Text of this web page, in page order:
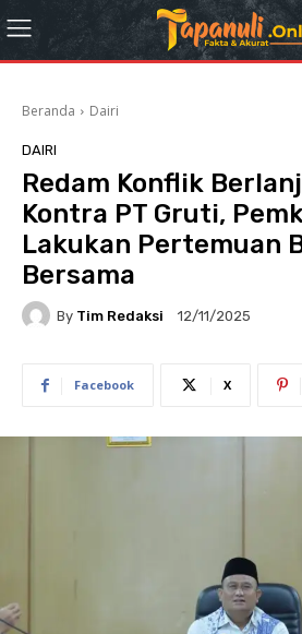
Beranda Dairi
DAIRI
Redam Konflik
Kontra PT Gruti,
Lakukan Pertemuan
Bersama
By Tim Redaksi 12/11/2025
Facebook X